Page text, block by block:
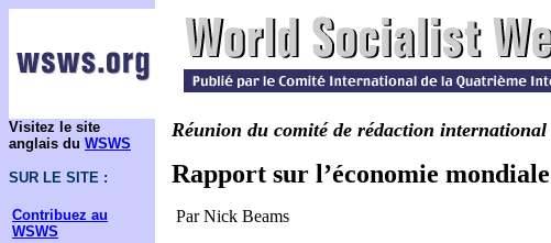
Visitez le site
anglais du WSWS
SUR LE SITE :
Contribuez au
WSWS
Réunion du comité de rédaction international
Rapport sur l’économie
Par Nick Beams